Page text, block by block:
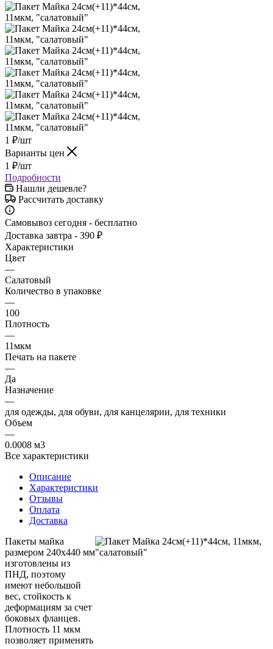
1 ₽/шт
Варианты цен
1 ₽/шт
Подробности
Нашли дешевле?
Рассчитать доставку
Самовывоз сегодня - бесплатно
Доставка завтра - 390 ₽
Характеристики
Цвет
—
Салатовый
Количество в упаковке
—
100
Плотность
—
11мкм
Печать на пакете
—
Да
Назначение
—
для одежды, для обуви, для канцелярии, для техники
Объем
—
0.0008 м3
Все характеристики
Описание
Характеристики
Отзывы
Оплата
Доставка
Пакеты майка
размером 240x440 мм
изготовлены из
ПНД, поэтому
имеют небольшой
вес, стойкость к
деформациям за счет
боковых фланцев.
Плотность 11 мкм
позволяет применять